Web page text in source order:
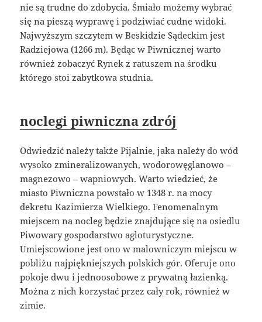
nie są trudne do zdobycia. Śmiało możemy wybrać
się na pieszą wyprawę i podziwiać cudne widoki.
Najwyższym szczytem w Beskidzie Sądeckim jest
Radziejowa (1266 m). Będąc w Piwnicznej warto
również zobaczyć Rynek z ratuszem na środku
którego stoi zabytkowa studnia.
noclegi piwniczna zdrój
Odwiedzić należy także Pijalnie, jaka należy do wód
wysoko zmineralizowanych, wodorowęglanowo –
magnezowo – wapniowych. Warto wiedzieć, że
miasto Piwniczna powstało w 1348 r. na mocy
dekretu Kazimierza Wielkiego. Fenomenalnym
miejscem na nocleg będzie znajdujące się na osiedlu
Piwowary gospodarstwo agloturystyczne.
Umiejscowione jest ono w malowniczym miejscu w
pobliżu najpiękniejszych polskich gór. Oferuje ono
pokoje dwu i jednoosobowe z prywatną łazienką.
Można z nich korzystać przez cały rok, również w
zimie.